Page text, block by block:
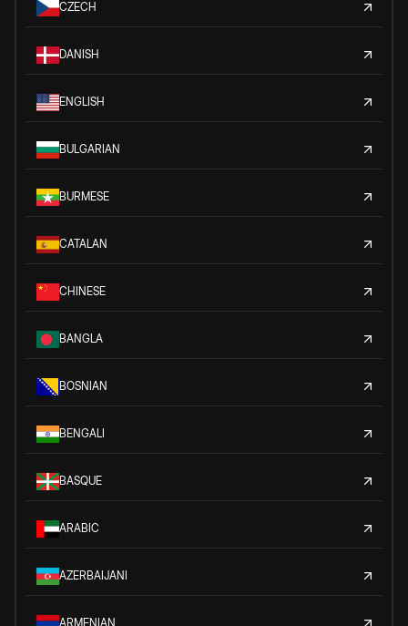
CZECH
DANISH
ENGLISH
BULGARIAN
BURMESE
CATALAN
CHINESE
BANGLA
BOSNIAN
BENGALI
BASQUE
ARABIC
AZERBAIJANI
ARMENIAN